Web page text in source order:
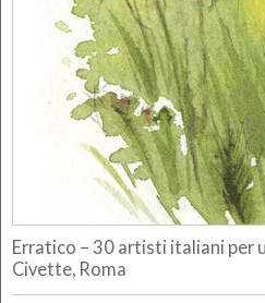
Erratico – 30 artisti italiani per
Civette, Roma